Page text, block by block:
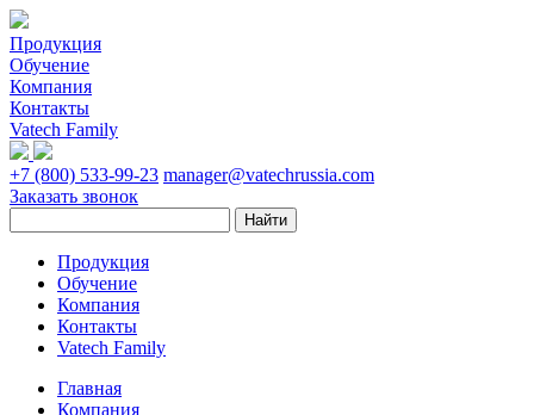
Продукция
Обучение
Компания
Контакты
Vatech Family
+7 (800) 533-99-23 manager@vatechrussia.com
Заказать звонок
Продукция
Обучение
Компания
Контакты
Vatech Family
Главная
Компания